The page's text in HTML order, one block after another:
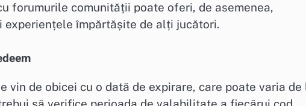
forumurile comunității poate oferi, de asemenea,
împărtășite de alți jucători.
vin de obicei cu o dată de expirare, care poate varia de